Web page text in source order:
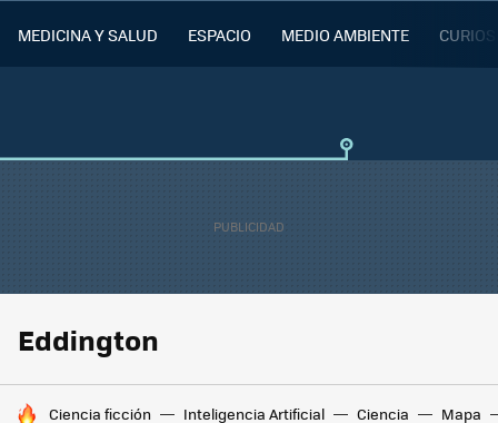
MEDICINA Y SALUD ESPACIO MEDIO AMBIENTE
Eddington
HOY SE HABLA DE
Ciencia ficción Inteligencia Artificial Ciencia Mapa